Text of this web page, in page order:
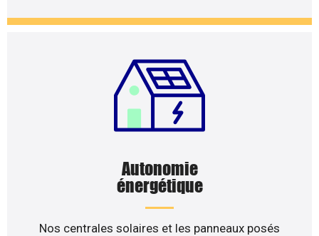
Autonomie
énergétique
Nos centrales solaires et les panneaux posés